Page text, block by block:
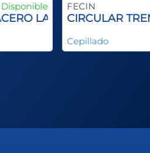
Disponible
LATONADO
FECIN
CIRCULAR
Cepillado